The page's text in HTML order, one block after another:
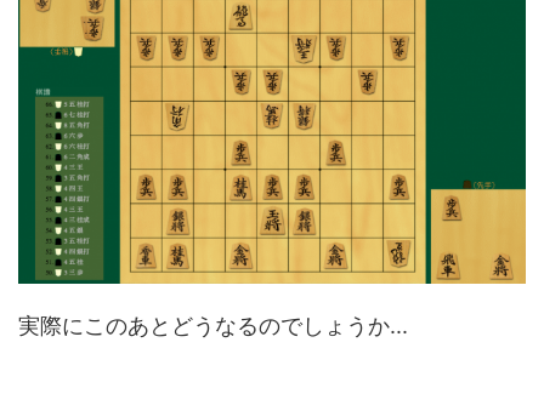
実際にこのあとどうなるのでしょうか...